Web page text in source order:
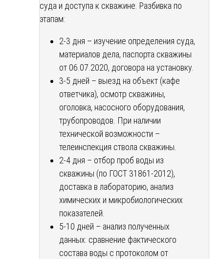
суда и доступа к скважине. Разбивка по
этапам:
2-3 дня – изучение определения суда,
материалов дела, паспорта скважины
от 06.07.2020, договора на установку.
3-5 дней – выезд на объект (кафе
ответчика), осмотр скважины,
оголовка, насосного оборудования,
трубопроводов. При наличии
технической возможности –
телеинспекция ствола скважины.
2-4 дня – отбор проб воды из
скважины (по ГОСТ 31861-2012),
доставка в лабораторию, анализ
химических и микробиологических
показателей.
5-10 дней – анализ полученных
данных: сравнение фактического
состава воды с протоколом от